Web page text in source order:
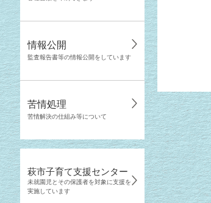
情報公開
監査報告書等の情報公開をしています
苦情処理
苦情解決の仕組み等について
萩市子育て支援センター
未就園児とその保護者を対象に支援を
実施しています